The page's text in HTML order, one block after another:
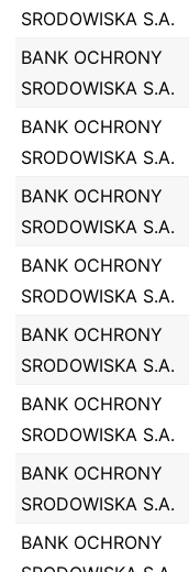
SRODOWISKA S.A.
BANK OCHRONY
SRODOWISKA S.A.
BANK OCHRONY
SRODOWISKA S.A.
BANK OCHRONY
SRODOWISKA S.A.
BANK OCHRONY
SRODOWISKA S.A.
BANK OCHRONY
SRODOWISKA S.A.
BANK OCHRONY
SRODOWISKA S.A.
BANK OCHRONY
SRODOWISKA S.A.
BANK OCHRONY